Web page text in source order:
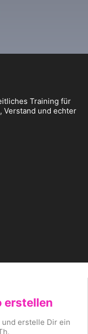
Training für
Verstand und echter
erstellen
erstelle Dir ein